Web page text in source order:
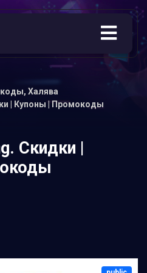
Халява
| Купоны | Промокоды
Скидки |